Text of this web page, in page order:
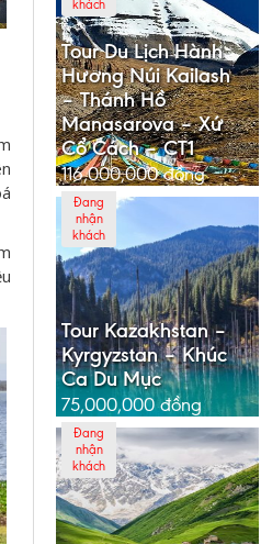
khách
Tour Du Lịch Hành
Hương Núi Kailash
– Thánh Hồ
Manasarova – Xứ
Cổ Cách – CT1
116,000,000đồng
Đang
nhận
khách
Tour Kazakhstan –
Kyrgyzstan – Khúc
Ca Du Mục
75,000,000đồng
Đang
nhận
khách